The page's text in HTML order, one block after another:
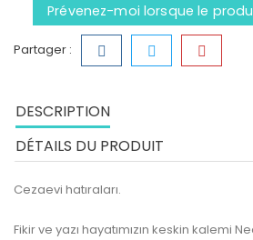
Prévenez-moi lorsque le
Partager :
DESCRIPTION
DÉTAILS DU PRODUIT
Cezaevi hatıraları.
Fikir ve yazı hayatımızın keskin kalemi